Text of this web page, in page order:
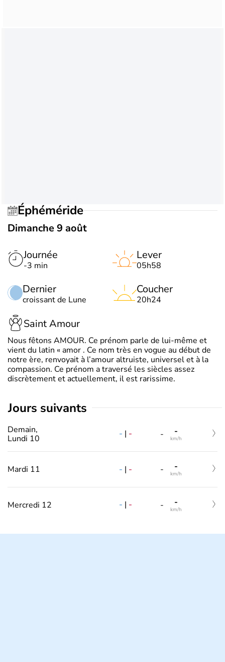
Éphéméride
Dimanche 9 août
Journée
-3 min
Dernier
croissant de Lune
Lever
05h58
Coucher
20h24
Saint Amour
Nous fêtons AMOUR. Ce prénom parle de lui-même et
vient du latin « amor . Ce nom très en vogue au début de
notre ère, renvoyait à l’amour altruiste, universel et à la
compassion. Ce prénom a traversé les siècles assez
discrètement et actuellement, il est rarissime.
jours suivants
Demain,
Lundi 10
- | - - -
km/h
Mardi 11 - | - - -
km/h
Mercredi 12 - | - - -
km/h